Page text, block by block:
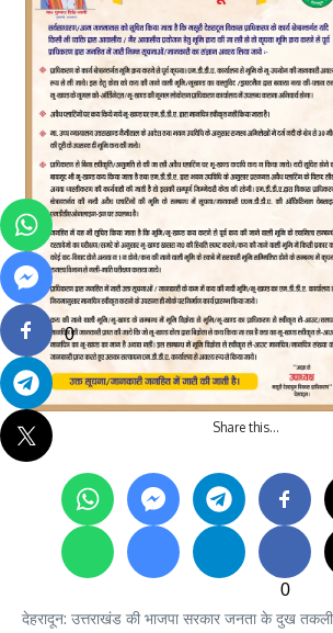
0
Share this…
0
देहरादून: उत्तराखंड की भाजपा सरकार जनता के दुख